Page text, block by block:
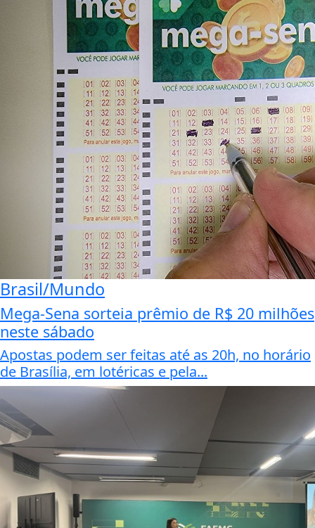
Brasil/Mundo
Mega-Sena sorteia prêmio de R$ 20 milhões
neste sábado
Apostas podem ser feitas até as 20h, no horário
de Brasília, em lotéricas e pela...